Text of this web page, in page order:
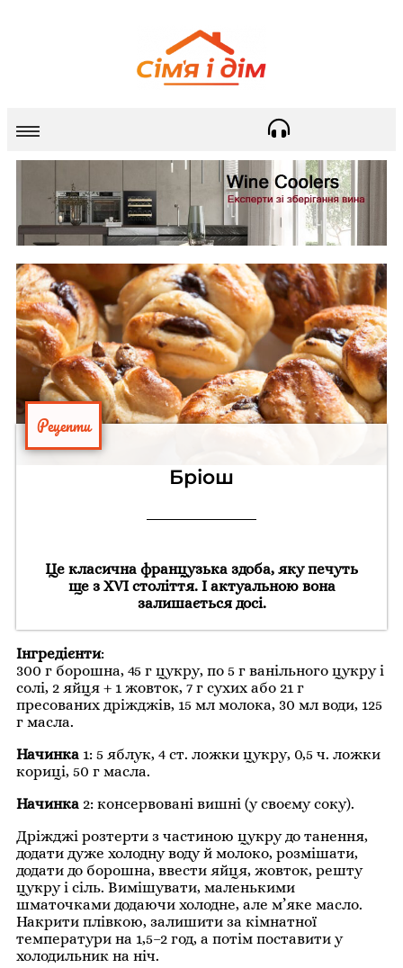
Рецепти
Бріош
Це класична французька здоба, яку печуть
ще з XVI століття. І актуальною вона
залишається досі.
Інгредієнти:
300 г борошна, 45 г цукру, по 5 г ванільного цукру і
солі, 2 яйця + 1 жовток, 7 г сухих або 21 г
пресованих дріжджів, 15 мл молока, 30 мл води, 125
г масла.
Начинка 1: 5 яблук, 4 ст. ложки цукру, 0,5 ч. ложки
кориці, 50 г масла.
Начинка 2: консервовані вишні (у своєму соку).
Дріжджі розтерти з частиною цукру до танення,
додати дуже холодну воду й молоко, розмішати,
додати до борошна, ввести яйця, жовток, решту
цукру і сіль. Вимішувати, маленькими
шматочками додаючи холодне, але м’яке масло.
Накрити плівкою, залишити за кімнатної
температури на 1,5–2 год, а потім поставити у
холодильник на ніч.